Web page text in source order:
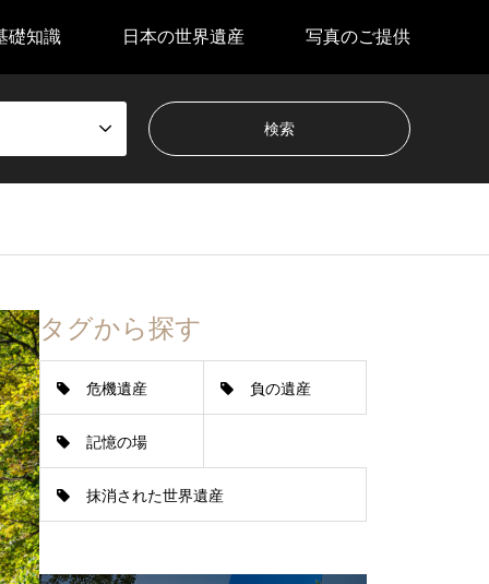
礎知識 日本の世界遺産 写真のご提供
タグから探す
危機遺産 負の遺産
記憶の場
抹消された世界遺産